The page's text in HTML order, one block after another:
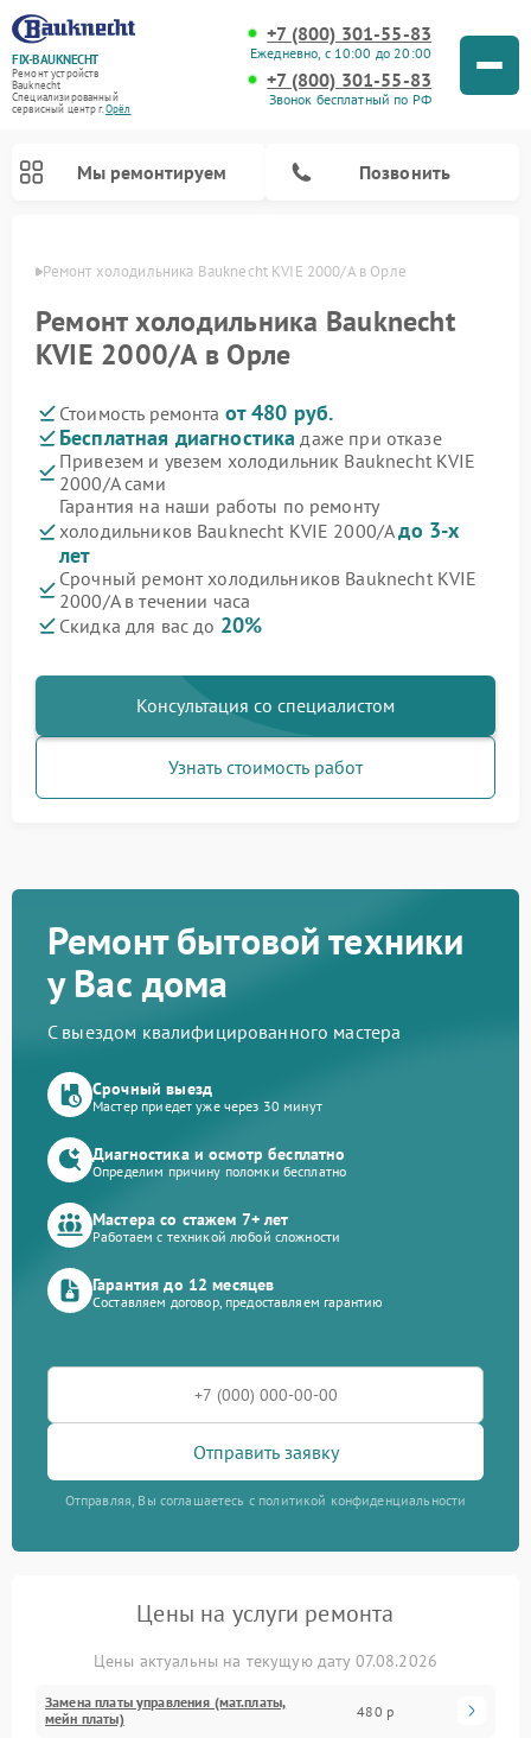
FIX-BAUKNECHT
Ремонт устройств
Bauknecht
Специализированный
cервисный центр г.Орёл
+7 (800) 301-55-83
Ежедневно, с 10:00 до 20:00
+7 (800) 301-55-83
Звонок бесплатный по РФ
Мы ремонтируем Позвонить
Ремонт холодильника Bauknecht KVIE 2000/A в Орле
Ремонт холодильника Bauknecht
KVIE 2000/A в Орле
Стоимость ремонта от 480 руб.
Бесплатная диагностика даже при отказе
Привезем и увезем холодильник Bauknecht KVIE
2000/A сами
Гарантия на наши работы по ремонту
холодильников Bauknecht KVIE 2000/Aдо 3-х
лет
Срочный ремонт холодильников Bauknecht KVIE
2000/A в течении часа
Скидка для вас до 20%
Консультация со специалистом
Узнать стоимость работ
Ремонт бытовой техники
у Вас дома
С выездом квалифицированного мастера
Срочный выезд
Мастер приедет уже через 30 минут
Диагностика и осмотр бесплатно
Определим причину поломки бесплатно
Мастера со стажем 7+ лет
Работаем с техникой любой сложности
Гарантия до 12 месяцев
Составляем договор, предоставляем гарантию
Отправить заявку
Отправляя, Вы соглашаетесь с политикой конфиденциальности
Цены на услуги ремонта
Цены актуальны на текущую дату 07.08.2026
Замена платы управления (мат.платы,
мейн платы)
480 р